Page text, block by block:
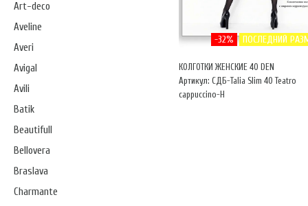
Art-deco
Aveline
Averi
Avigal
Avili
Batik
Beautifull
Bellovera
Braslava
Charmante
-32% ПОСЛЕДНИЙ
КОЛГОТКИ ЖЕНСКИЕ 40 DEN
Артикул: СДБ-Talia Slim 40 Teatro
cappuccino-Н